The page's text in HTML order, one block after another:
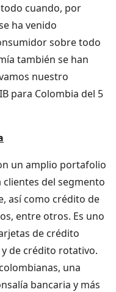
cuando, por
ha venido
sobre todo
también se han
nuestro
para Colombia del 5
un amplio portafolio
clientes del segmento
así como crédito de
entre otros. Es uno
de crédito
de crédito rotativo.
una
bancaria y más